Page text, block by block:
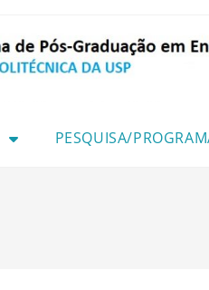
PESQUISA/